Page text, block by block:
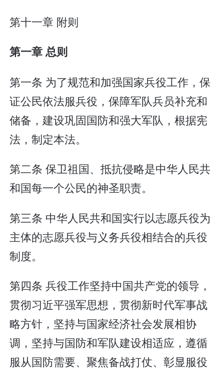
第十一章 附则
第一章 总则
第一条 为了规范和加强国家兵役工作，保
证公民依法服兵役，保障军队兵员补充和
储备，建设巩固国防和强大军队，根据宪
法，制定本法。
第二条 保卫祖国、抵抗侵略是中华人民共
和国每一个公民的神圣职责。
第三条 中华人民共和国实行以志愿兵役为
主体的志愿兵役与义务兵役相结合的兵役
制度。
第四条 兵役工作坚持中国共产党的领导，
贯彻习近平强军思想，贯彻新时代军事战
略方针，坚持与国家经济社会发展相协
调，坚持与国防和军队建设相适应，遵循
服从国防需要、聚焦备战打仗、彰显服役